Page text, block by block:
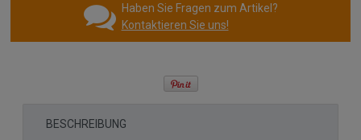
Haben Sie Fragen zum Artikel?
Kontaktieren Sie uns!
BESCHREIBUNG